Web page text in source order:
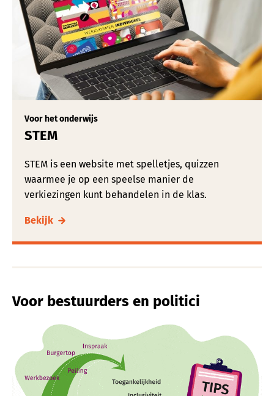
Voor het onderwijs
STEM
STEM is een website met spelletjes, quizzen
waarmee je op een speelse manier de
verkiezingen kunt behandelen in de klas.
Bekijk
Voor bestuurders en politici